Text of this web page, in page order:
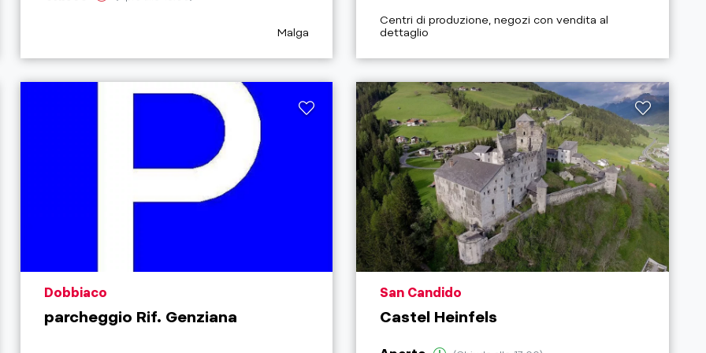
aria.poi_category_prefix
Malga
aria.poi_category_prefix
Centri di produzione, negozi con vendita al
dettaglio
aria.poi_location_prefix
Dobbiaco
parcheggio Rif. Genziana
aria.poi_location_prefix
San Candido
Castel Heinfels